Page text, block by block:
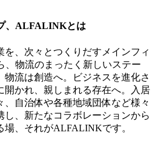
、ALFALINKとは
、次々とつくりだすメインフィ
物流のまったく新しいステー
物流は創造へ。ビジネスを進化さ
開かれ、親しまれる存在へ。入居
自治体や各種地域団体など様々
し、新たなコラボレーションから
、それがALFALINKです。